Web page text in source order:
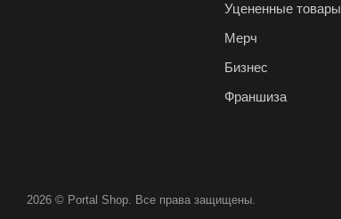
Уцененные товары
Мерч
Бизнес
Франшиза
2026 © Portal Shop. Все права защищены.